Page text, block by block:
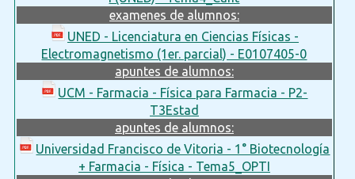
examenes de alumnos:
UNED - Licenciatura en Ciencias Físicas -
Electromagnetismo (1er. parcial) - E0107405-0
apuntes de alumnos:
UCM - Farmacia - Física para Farmacia - P2-
T3Estad
apuntes de alumnos:
Universidad Francisco de Vitoria - 1° Biotecnología
+ Farmacia - Física - Tema5_OPTI